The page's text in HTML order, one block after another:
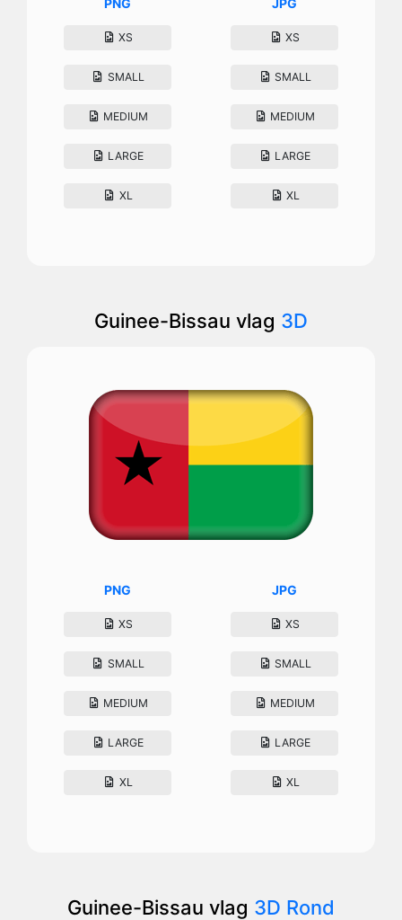
XS
SMALL
MEDIUM
LARGE
XL
XS
SMALL
MEDIUM
LARGE
XL
Guinee-Bissau vlag 3D
PNG
XS
SMALL
MEDIUM
LARGE
XL
JPG
XS
SMALL
MEDIUM
LARGE
XL
Guinee-Bissau vlag 3D Rond